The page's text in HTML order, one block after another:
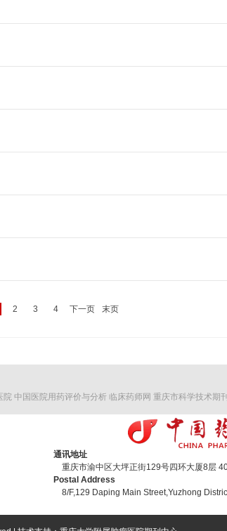
2 3 4 下一页 末页
院 中国医院用药评价与分析 临床药师网 重庆市科学技术期
通讯地址
重庆市渝中区大坪正街129号四环大厦8层
Postal Address
8/F,129 Daping Main Street,Yuzhong